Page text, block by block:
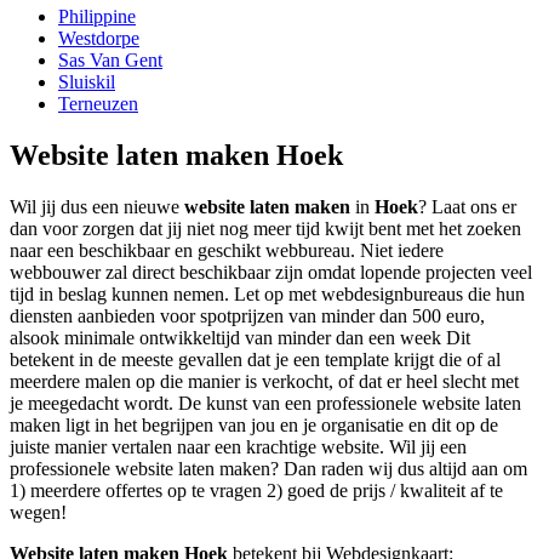
Philippine
Westdorpe
Sas Van Gent
Sluiskil
Terneuzen
Website laten maken Hoek
Wil jij dus een nieuwe website laten maken in Hoek? Laat ons er
dan voor zorgen dat jij niet nog meer tijd kwijt bent met het zoeken
naar een beschikbaar en geschikt webbureau. Niet iedere
webbouwer zal direct beschikbaar zijn omdat lopende projecten veel
tijd in beslag kunnen nemen. Let op met webdesignbureaus die hun
diensten aanbieden voor spotprijzen van minder dan 500 euro,
alsook minimale ontwikkeltijd van minder dan een week Dit
betekent in de meeste gevallen dat je een template krijgt die of al
meerdere malen op die manier is verkocht, of dat er heel slecht met
je meegedacht wordt. De kunst van een professionele website laten
maken ligt in het begrijpen van jou en je organisatie en dit op de
juiste manier vertalen naar een krachtige website. Wil jij een
professionele website laten maken? Dan raden wij dus altijd aan om
1) meerdere offertes op te vragen 2) goed de prijs / kwaliteit af te
wegen!
Website laten maken Hoek betekent bij Webdesignkaart: